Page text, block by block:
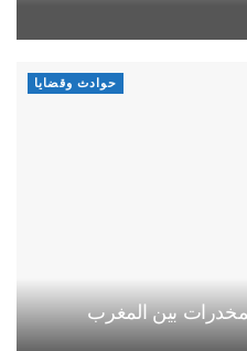
حوادث وقضايا
بين المغرب